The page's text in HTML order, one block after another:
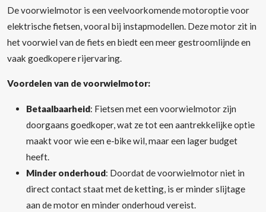
De voorwielmotor is een veelvoorkomende motoroptie voor
elektrische fietsen, vooral bij instapmodellen. Deze motor zit in
het voorwiel van de fiets en biedt een meer gestroomlijnde en
vaak goedkopere rijervaring.
Voordelen van de voorwielmotor:
Betaalbaarheid: Fietsen met een voorwielmotor zijn
doorgaans goedkoper, wat ze tot een aantrekkelijke optie
maakt voor wie een e-bike wil, maar een lager budget
heeft.
Minder onderhoud: Doordat de voorwielmotor niet in
direct contact staat met de ketting, is er minder slijtage
aan de motor en minder onderhoud vereist.